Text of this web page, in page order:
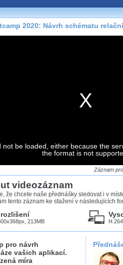
webu můžete pohodlně sledovat
s využitím našehoHTML 5nebo
umožňujeme stahování
máme historicky uložené
není vhodný pro stahování,
nenabízíme.
2020: Návrh schématu
not be loaded, either because the
the format is not
Záznam
videozáznam
že chcete naše přednášky sledovat i v
tento záznam ke stažení v následujících
rozlišení
213MB
pro návrh
vašich aplikací.
míra